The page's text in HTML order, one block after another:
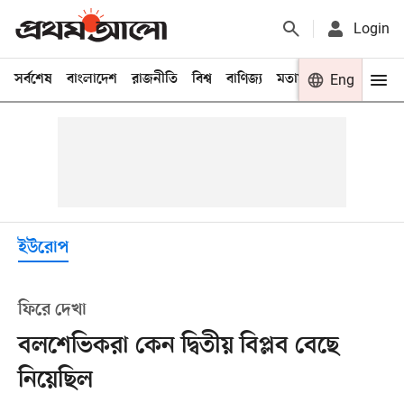
Login
সর্বশেষ বাংলাদেশ রাজনীতি বিশ্ব বাণিজ্য মতামত খেলা
Eng
ইউরোপ
ফিরে দেখা
বলশেভিকরা কেন দ্বিতীয় বিপ্লব বেছে
নিয়েছিল